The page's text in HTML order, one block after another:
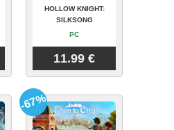
HOLLOW KNIGHT:
SILKSONG
PC
11.99 €
-67%